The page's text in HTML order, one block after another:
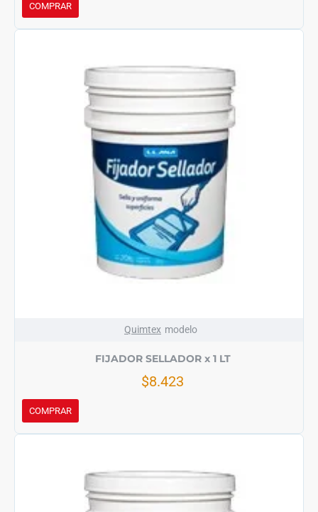
COMPRAR
Quimtex modelo
FIJADOR SELLADOR x 1 LT
$8.423
COMPRAR